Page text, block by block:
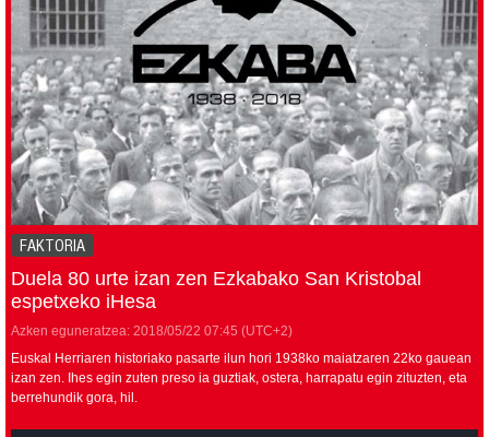
FAKTORIA
Duela 80 urte izan zen Ezkabako San Kristobal
espetxeko iHesa
Azken eguneratzea: 2018/05/22 07:45 (UTC+2)
Euskal Herriaren historiako pasarte ilun hori 1938ko maiatzaren 22ko gauean
izan zen. Ihes egin zuten preso ia guztiak, ostera, harrapatu egin zituzten, eta
berrehundik gora, hil.